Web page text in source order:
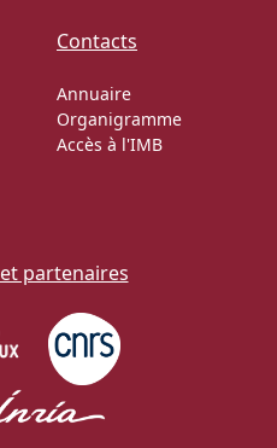
Contacts
Annuaire
Organigramme
Accès à l'IMB
partenaires